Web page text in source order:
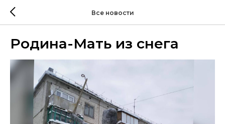
Все новости
Родина-Мать из снега